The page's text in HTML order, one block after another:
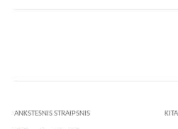
ANKSTESNIS STRAIPSNIS